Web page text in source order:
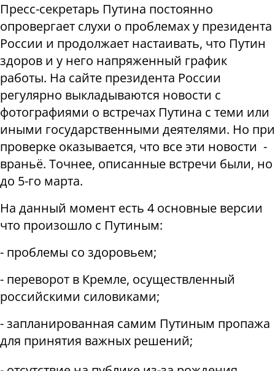
Пресс-секретарь Путина постоянно
опровергает слухи о проблемах у президента
России и продолжает настаивать, что Путин
здоров и у него напряженный график
работы. На сайте президента России
регулярно выкладываются новости с
фотографиями о встречах Путина с теми или
иными государственными деятелями. Но при
проверке оказывается, что все эти новости -
враньё. Точнее, описанные встречи были, но
до 5-го марта.
На данный момент есть 4 основные версии
что произошло с Путиным:
- проблемы со здоровьем;
- переворот в Кремле, осуществленный
российскими силовиками;
- запланированная самим Путиным пропажа
для принятия важных решений;